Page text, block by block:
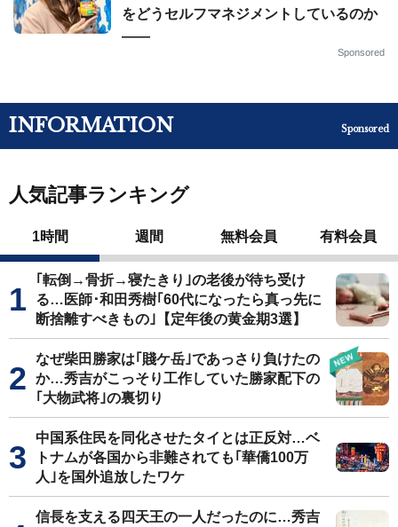
をどうセルフマネジメントしているのか
——
Sponsored
INFORMATION Sponsored
人気記事ランキング
1時間 週間 無料会員 有料会員
｢転倒→骨折→寝たきり｣の老後が待ち受け
る…医師･和田秀樹｢60代になったら真っ先に
断捨離すべきもの｣【定年後の黄金期3選】
なぜ柴田勝家は｢賤ケ岳｣であっさり負けたの
か…秀吉がこっそり工作していた勝家配下の
｢大物武将｣の裏切り
中国系住民を同化させたタイとは正反対…ベ
トナムが各国から非難されても｢華僑100万
人｣を国外追放したワケ
信長を支える四天王の一人だったのに…秀吉